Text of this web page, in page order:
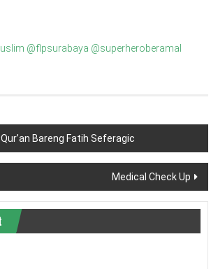
@flpsurabaya @superheroberamal
Bareng Fatih Seferagic
Medical Check Up